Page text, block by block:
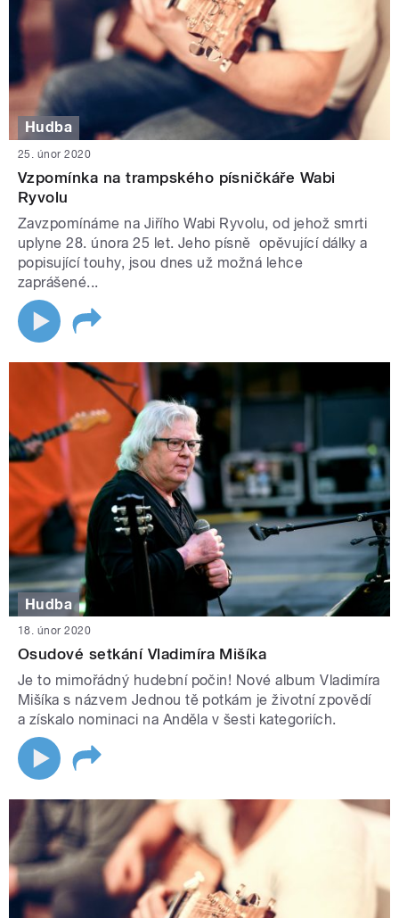
Hudba
25. únor 2020
Vzpomínka na trampského písničkáře Wabi
Ryvolu
Zavzpomínáme na Jiřího Wabi Ryvolu, od jehož smrti
uplyne 28. února 25 let. Jeho písně opěvující dálky a
popisující touhy, jsou dnes už možná lehce
zaprášené...
Hudba
18. únor 2020
Osudové setkání Vladimíra Mišíka
Je to mimořádný hudební počin! Nové album Vladimíra
Mišíka s názvem Jednou tě potkám je životní zpovědí
a získalo nominaci na Anděla v šesti kategoriích.